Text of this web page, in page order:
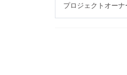
プロジェクトオー